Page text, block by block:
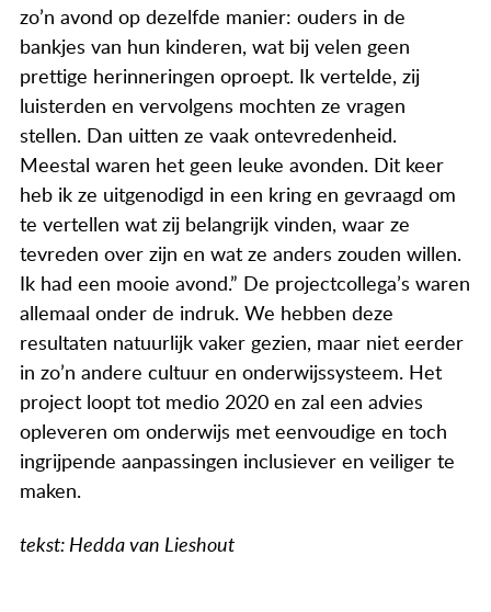
zo’n avond op dezelfde manier: ouders in de
bankjes van hun kinderen, wat bij velen geen
prettige herinneringen oproept. Ik vertelde, zij
luisterden en vervolgens mochten ze vragen
stellen. Dan uitten ze vaak ontevredenheid.
Meestal waren het geen leuke avonden. Dit keer
heb ik ze uitgenodigd in een kring en gevraagd om
te vertellen wat zij belangrijk vinden, waar ze
tevreden over zijn en wat ze anders zouden willen.
Ik had een mooie avond.” De projectcollega’s waren
allemaal onder de indruk. We hebben deze
resultaten natuurlijk vaker gezien, maar niet eerder
in zo’n andere cultuur en onderwijssysteem. Het
project loopt tot medio 2020 en zal een advies
opleveren om onderwijs met eenvoudige en toch
ingrijpende aanpassingen inclusiever en veiliger te
maken.
tekst: Hedda van Lieshout